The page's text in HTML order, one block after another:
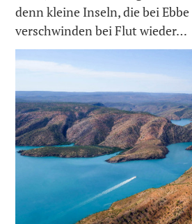
denn kleine Inseln, die bei
verschwinden bei Flut wieder…